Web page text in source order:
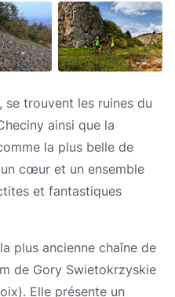
se trouvent les ruines du
ainsi que la
la plus belle de
cœur et un ensemble
et fantastiques
plus ancienne chaîne de
de Gory Swietokrzyskie
Elle présente un